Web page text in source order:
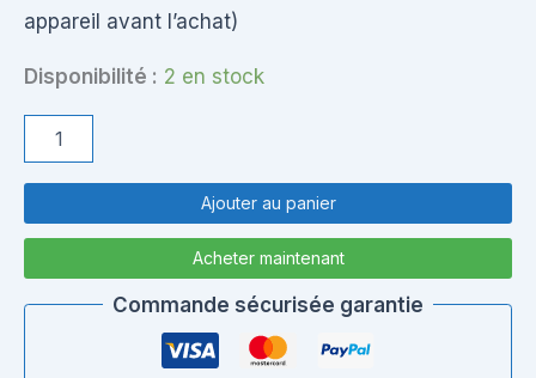
appareil avant l’achat)
Disponibilité : 2 en stock
HDD
2.5”
Ajouter au panier
Acheter maintenant
Commande sécurisée garantie